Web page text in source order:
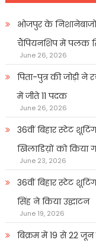
भोजपुर के निशानेबाजों
चैंपियनशिप में पलक
June 26, 2026
पिता-पुत्र की जोड़ी ने
में जीते 11 पदक
June 26, 2026
36वीं बिहार स्टेट
खिलाडिय़ों को किया
June 23, 2026
36वीं बिहार स्टेट
सिंह ने किया उद्घाटन
June 19, 2026
बिक्रम में 19 से 22 जून